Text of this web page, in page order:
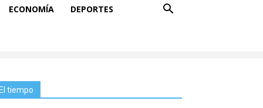
ECONOMÍA DEPORTES
tiempo